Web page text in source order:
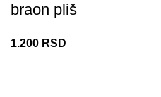
braon pliš
1.200 RSD